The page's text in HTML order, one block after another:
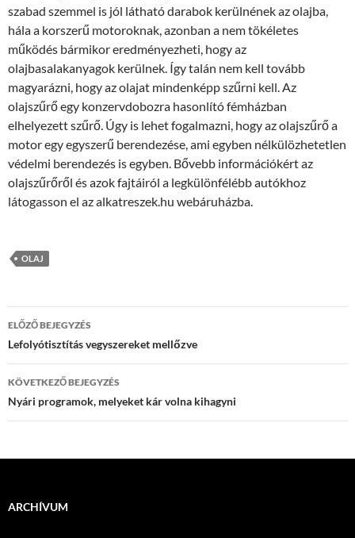
szabad szemmel is jól látható darabok kerülnének az olajba,
hála a korszerű motoroknak, azonban a nem tökéletes
működés bármikor eredményezheti, hogy az
olajbasalakanyagok kerülnek. Így talán nem kell tovább
magyarázni, hogy az olajat mindenképp szűrni kell. Az
olajszűrő egy konzervdobozra hasonlító fémházban
elhelyezett szűrő. Úgy is lehet fogalmazni, hogy az olajszűrő a
motor egy egyszerű berendezése, ami egyben nélkülözhetetlen
védelmi berendezés is egyben. Bővebb információkért az
olajszűrőről és azok fajtáiról a legkülönfélébb autókhoz
látogasson el az alkatreszek.hu webáruházba.
OLAJ
Bejegyzés
navigáció
ELŐZŐ BEJEGYZÉS
Lefolyótisztítás vegyszereket mellőzve
KÖVETKEZŐ BEJEGYZÉS
Nyári programok, melyeket kár volna kihagyni
ARCHÍVUM